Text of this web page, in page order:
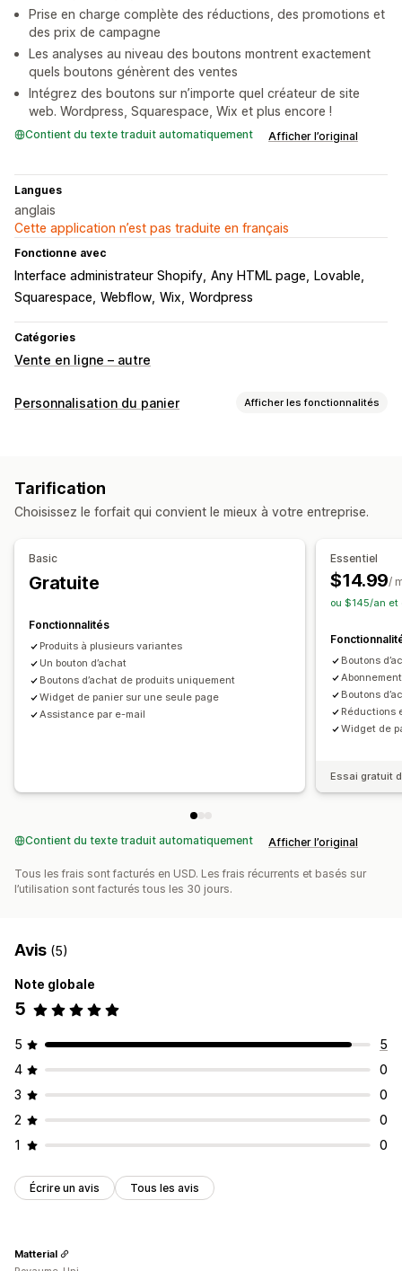
Prise en charge complète des réductions, des promotions et
des prix de campagne
Les analyses au niveau des boutons montrent exactement
quels boutons génèrent des ventes
Intégrez des boutons sur n’importe quel créateur de site
web. Wordpress, Squarespace, Wix et plus encore !
Contient du texte traduit automatiquement Afficher l’original
Langues
anglais
Cette application n’est pas traduite en français
Fonctionne avec
Interface administrateur Shopify Any HTML page
Lovable
Squarespace Webflow Wix Wordpress
Catégories
Vente en ligne – autre
Personnalisation du panier Afficher les fonctionnalités
Champs de code de réduction
Optimisation pour le format mobile Panier coulissant
Tarification
Choisissez le forfait qui convient le mieux à votre entreprise.
Basic
Gratuite
Fonctionnalités
Produits à plusieurs variantes
Un bouton d’achat
Boutons d’achat de produits uniquement
Widget de panier sur une seule page
Assistance par e-mail
Essentiel
$14.99/
ou $145/an et
Boutons
Boutons
Réductions
Widget de
Essai gratuit
Contient du texte traduit automatiquement Afficher l’original
Tous les frais sont facturés en USD. Les frais récurrents et basés sur
l’utilisation sont facturés tous les 30 jours.
Avis (5)
Note globale
5
5
5
4
0
3
0
2
0
1
0
Écrire un avis Tous les avis
Matterial